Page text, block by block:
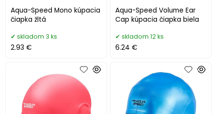
Aqua-Speed Mono kúpacia
čiapka žltá
skladom 3 ks
2.93 €
Aqua-Speed Volume Ear
Cap kúpacia čiapka biela
skladom 12 ks
6.24 €